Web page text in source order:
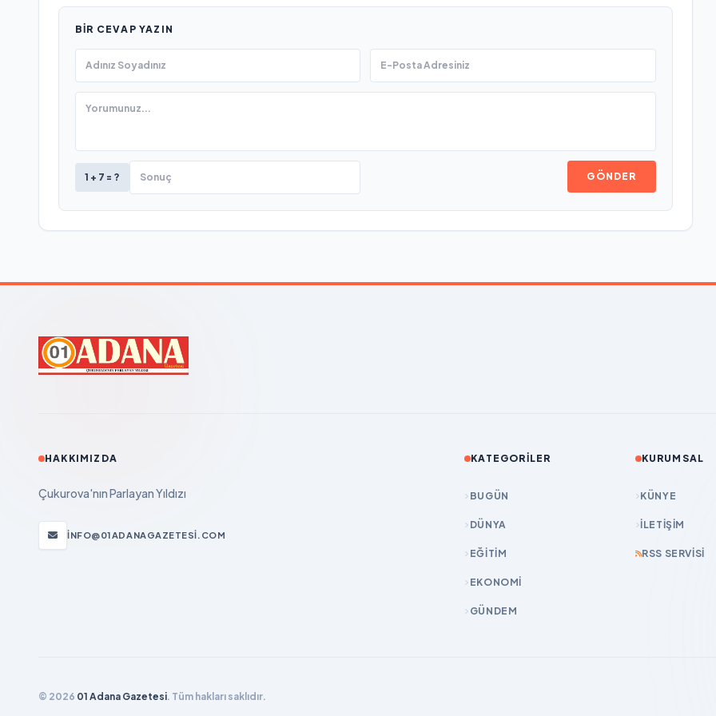
BIR CEVAP YAZIN
1 + 7 = ? GÖNDER
HAKKIMIZDA
Çukurova'nın Parlayan Yıldızı
INFO@01ADANAGAZETESI.COM
KATEGORILER
BUGÜN
DÜNYA
EĞİTİM
EKONOMİ
GÜNDEM
KURUMSAL
KÜNYE
İLETIŞIM
RSS SERVISI
© 2026 01 Adana Gazetesi. Tüm hakları saklıdır.